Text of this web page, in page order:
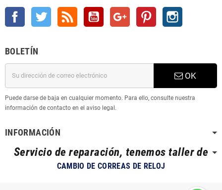
Facebook Twitter YouTube Google + Pinterest
BOLETÍN
OK
Puede darse de baja en cualquier momento. Para ello, consulte nuestra
información de contacto en el aviso legal.
INFORMACIÓN
Servicio de reparación, tenemos taller de
CAMBIO DE CORREAS DE RELOJ